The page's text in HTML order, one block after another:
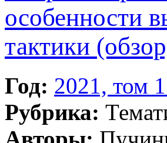
особенности
тактики
Год: 2021, том
Рубрика: